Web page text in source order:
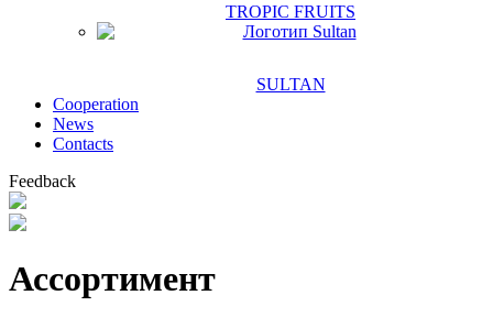
TROPIC FRUITS
SULTAN
Сooperation
News
Contacts
Feedback
Ассортимент